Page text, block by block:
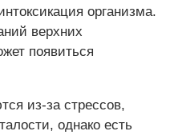
организма.
верхних
появиться
из-за стрессов,
однако есть